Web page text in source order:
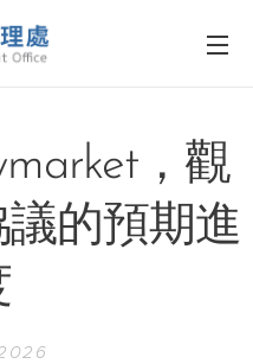
，觀
的預期進